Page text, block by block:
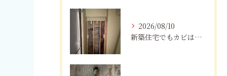
2026/08/10
新築住宅でもカビは発生する？愛知県で知っておきたい原因と対策